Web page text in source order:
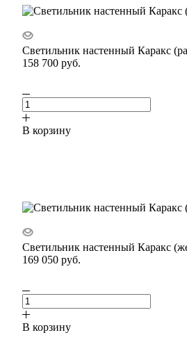
Светильник настенный Каракс
158 700 руб.
В корзину
Светильник настенный Каракс
169 050 руб.
В корзину